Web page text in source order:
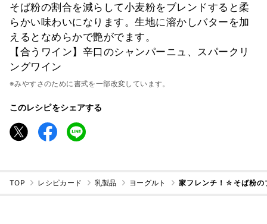
そば粉の割合を減らして小麦粉をブレンドすると柔
らかい味わいになります。生地に溶かしバターを加
えるとなめらかで艶がでます。
【合うワイン】辛口のシャンパーニュ、スパークリ
ングワイン
※みやすさのために書式を一部改変しています。
このレシピをシェアする
TOP レシピカード 乳製品 ヨーグルト 家フレンチ！☆そば粉の